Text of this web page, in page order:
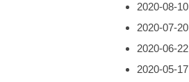
2020-08-10
2020-07-20
2020-06-22
2020-05-17